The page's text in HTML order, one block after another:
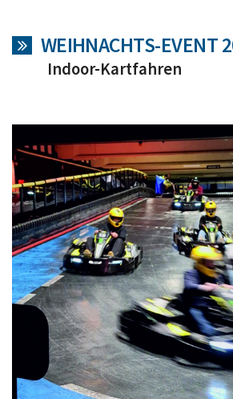
WEIHNACHTS-EVENT
Indoor-Kartfahren